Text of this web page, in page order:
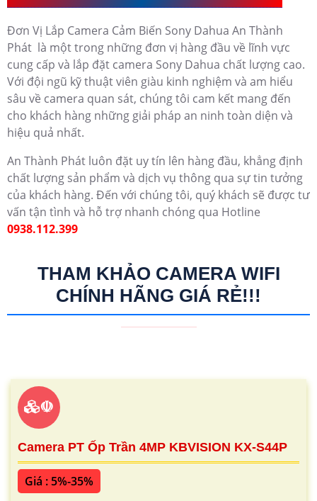
Đơn Vị Lắp Camera Cảm Biến Sony Dahua An Thành
Phát là một trong những đơn vị hàng đầu về lĩnh vực
cung cấp và lắp đặt camera Sony Dahua chất lượng cao.
Với đội ngũ kỹ thuật viên giàu kinh nghiệm và am hiểu
sâu về camera quan sát, chúng tôi cam kết mang đến
cho khách hàng những giải pháp an ninh toàn diện và
hiệu quả nhất.
An Thành Phát luôn đặt uy tín lên hàng đầu, khẳng định
chất lượng sản phẩm và dịch vụ thông qua sự tin tưởng
của khách hàng. Đến với chúng tôi, quý khách sẽ được tư
vấn tận tình và hỗ trợ nhanh chóng qua Hotline
0938.112.399
THAM KHẢO CAMERA WIFI
CHÍNH HÃNG GIÁ RẺ!!!
☫
Camera PT Ốp Trần 4MP KBVISION KX-S44P
Giá : 5%-35%